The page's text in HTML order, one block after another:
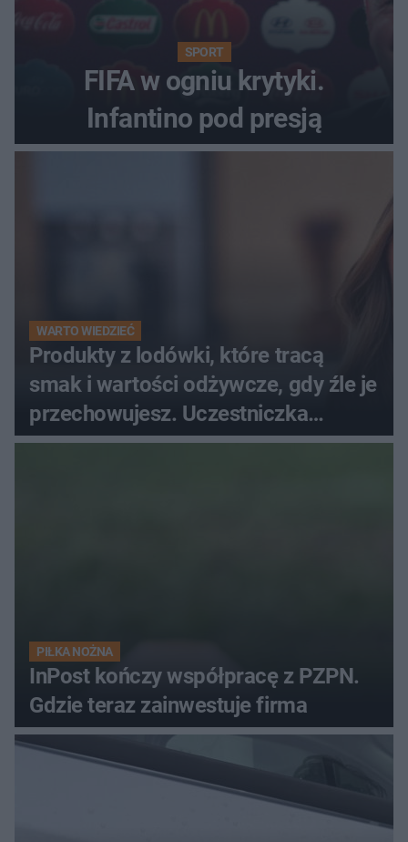
SPORT
FIFA w ogniu krytyki.
Infantino pod presją
WARTO WIEDZIEĆ
Produkty z lodówki, które tracą
smak i wartości odżywcze, gdy źle je
przechowujesz. Uczestniczka
"MasterChefa"
PIŁKA NOŻNA
InPost kończy współpracę z PZPN.
Gdzie teraz zainwestuje firma